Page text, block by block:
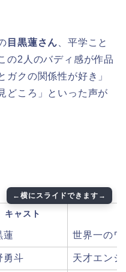
目黒蓮さん 、平学こと
の2人のバディ感が作品
ガクの関係性が好き」
どころ」といった声が
キャスト
蓮 世界一の
勇斗 天才エン